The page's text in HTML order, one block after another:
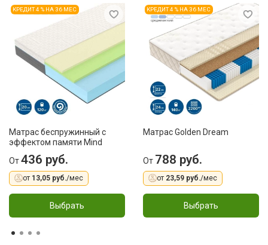
КРЕДИТ 4 % НА 36 МЕС
Матрас беспружинный с
эффектом памяти Mind
От436 руб.
от 13,05 руб./мес
Выбрать
КРЕДИТ 4 % НА 36 МЕС
Матрас Golden Dream
От 788 руб.
от 23,59 руб./мес
Выбрать